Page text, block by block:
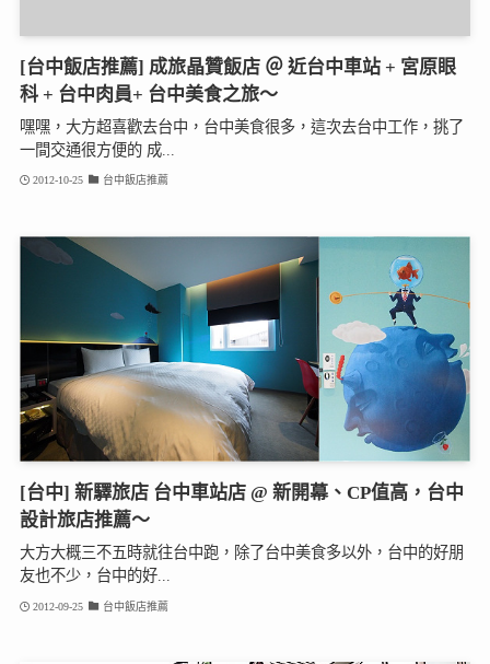
[台中飯店推薦] 成旅晶贊飯店 ＠ 近台中車站 + 宮原眼
科 + 台中肉員+ 台中美食之旅～
嘿嘿，大方超喜歡去台中，台中美食很多，這次去台中工作，挑了
一間交通很方便的 成...
2012-10-25 台中飯店推薦
[台中] 新驛旅店 台中車站店 @ 新開幕、CP值高，台中
設計旅店推薦～
大方大概三不五時就往台中跑，除了台中美食多以外，台中的好朋
友也不少，台中的好...
2012-09-25 台中飯店推薦